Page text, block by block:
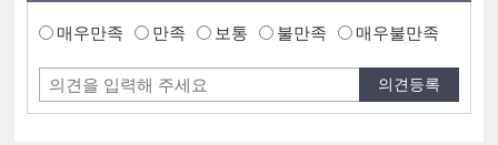
매우만족 만족 보통 불만족 매우불만족